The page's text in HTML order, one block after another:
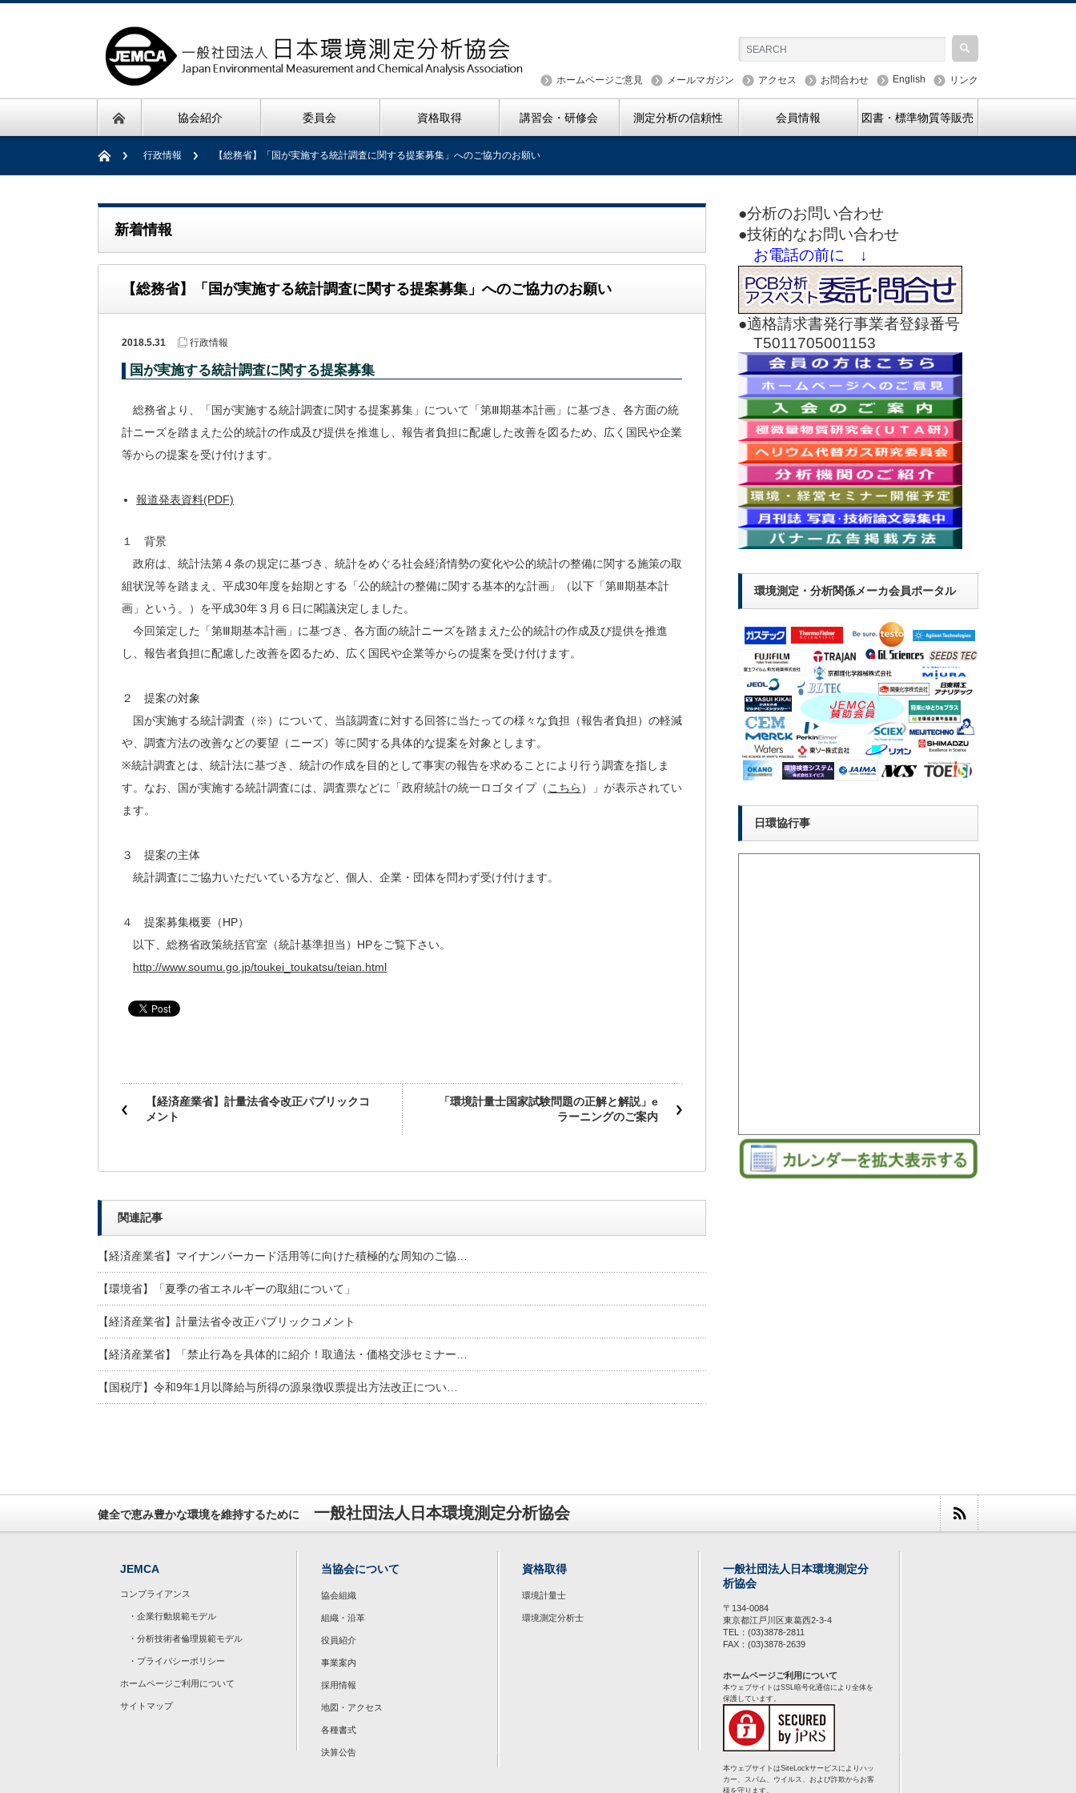
ホームページご意見 メールマガジン アクセス お問合わせ English リンク
協会紹介 委員会 資格取得 講習会・研修会 測定分析の信頼性 会員情報 図書・標準物質等販売
行政情報 【総務省】「国が実施する統計調査に関する提案募集」へのご協力のお願い
新着情報
【総務省】「国が実施する統計調査に関する提案募集」へのご協力のお願い
2018.5.31 行政情報
国が実施する統計調査に関する提案募集
総務省より、「国が実施する統計調査に関する提案募集」について「第Ⅲ期基本計画」に基づき、各方面の統
計ニーズを踏まえた公的統計の作成及び提供を推進し、報告者負担に配慮した改善を図るため、広く国民や企業
等からの提案を受け付けます。
報道発表資料(PDF)
１ 背景
政府は、統計法第４条の規定に基づき、統計をめぐる社会経済情勢の変化や公的統計の整備に関する施策の取
組状況等を踏まえ、平成30年度を始期とする「公的統計の整備に関する基本的な計画」（以下「第Ⅲ期基本計
画」という。）を平成30年３月６日に閣議決定しました。
今回策定した「第Ⅲ期基本計画」に基づき、各方面の統計ニーズを踏まえた公的統計の作成及び提供を推進
し、報告者負担に配慮した改善を図るため、広く国民や企業等からの提案を受け付けます。
２ 提案の対象
国が実施する統計調査（※）について、当該調査に対する回答に当たっての様々な負担（報告者負担）の軽減
や、調査方法の改善などの要望（ニーズ）等に関する具体的な提案を対象とします。
※統計調査とは、統計法に基づき、統計の作成を目的として事実の報告を求めることにより行う調査を指しま
す。なお、国が実施する統計調査には、調査票などに「政府統計の統一ロゴタイプ（ こちら ）」が表示されてい
ます。
３ 提案の主体
統計調査にご協力いただいている方など、個人、企業・団体を問わず受け付けます。
４ 提案募集概要（HP）
以下、総務省政策統括官室（統計基準担当）HPをご覧下さい。
http://www.soumu.go.jp/toukei_toukatsu/teian.html
【経済産業省】計量法省令改正パブリックコ
メント
「環境計量士国家試験問題の正解と解説」e
ラーニングのご案内
関連記事
【経済産業省】マイナンバーカード活用等に向けた積極的な周知のご協…
【環境省】「夏季の省エネルギーの取組について」
【経済産業省】計量法省令改正パブリックコメント
【経済産業省】「禁止行為を具体的に紹介！取適法・価格交渉セミナー…
【国税庁】令和9年1月以降給与所得の源泉徴収票提出方法改正につい…
●分析のお問い合わせ
●技術的なお問い合わせ
お電話の前に ↓
●適格請求書発行事業者登録番号
T5011705001153
環境測定・分析関係メーカ会員ポータル
日環協行事
健全で恵み豊かな環境を維持するために 一般社団法人日本環境測定分析協会
JEMCA
コンプライアンス
・企業行動規範モデル
・分析技術者倫理規範モデル
・プライバシーポリシー
ホームページご利用について
サイトマップ
当協会について
協会組織
組織・沿革
役員紹介
事業案内
採用情報
地図・アクセス
各種書式
決算公告
資格取得
環境計量士
環境測定分析士
一般社団法人日本環境測定分
析協会
〒134-0084
東京都江戸川区東葛西2-3-4
TEL：(03)3878-2811
FAX：(03)3878-2639
ホームページご利用について
本ウェブサイトはSSL暗号化通信により全体を
保護しています。
本ウェブサイトはSiteLockサービスによりハッ
カー、スパム、ウイルス、および詐欺からお客
様を守ります。